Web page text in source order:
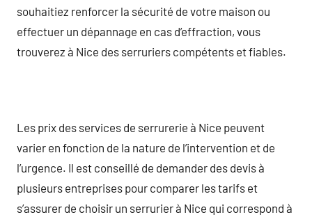
souhaitiez renforcer la sécurité de votre maison ou
effectuer un dépannage en cas d’effraction, vous
trouverez à Nice des serruriers compétents et fiables.
Les prix des services de serrurerie à Nice peuvent
varier en fonction de la nature de l’intervention et de
l’urgence. Il est conseillé de demander des devis à
plusieurs entreprises pour comparer les tarifs et
s’assurer de choisir un serrurier à Nice qui correspond à